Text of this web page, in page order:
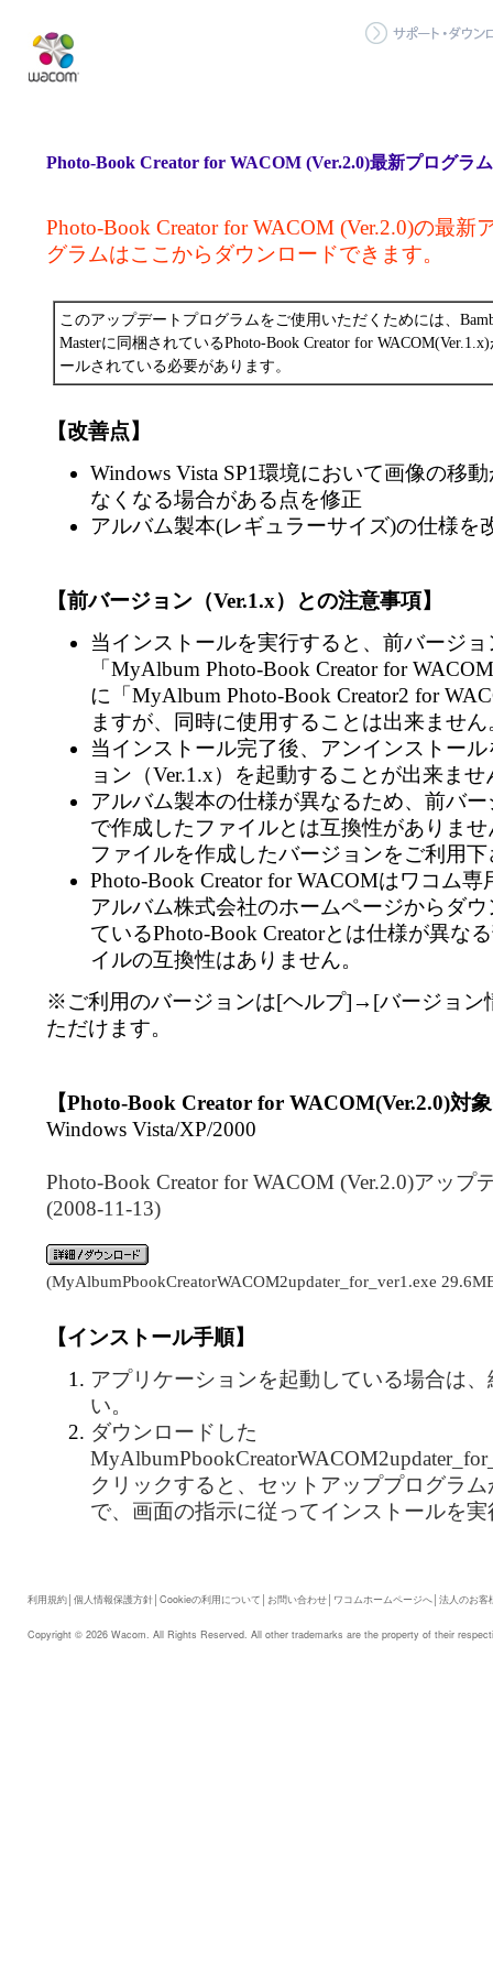
Photo-Book Creator for WACOM (Ver.2.0)最新プログラ
Photo-Book Creator for WACOM (Ver.2.0)の最新
グラムはここからダウンロードできます。
このアップデートプログラムをご使用いただくためには、
Masterに同梱されているPhoto-Book Creator for
ールされている必要があります。
【改善点】
Windows Vista SP1環境において画像の移
なくなる場合がある点を修正
アルバム製本(レギュラーサイズ)の仕様を
【前バージョン（Ver.1.x）との注意事項】
当インストールを実行すると、前バージョ
「MyAlbum Photo-Book Creator for
に「MyAlbum Photo-Book Creator2 for
ますが、同時に使用することは出来ません
当インストール完了後、アンインストー
ョン（Ver.1.x）を起動することが出来ませ
アルバム製本の仕様が異なるため、前バー
で作成したファイルとは互換性がありま
ファイルを作成したバージョンをご利用下
Photo-Book Creator for WACOMはワコム
アルバム株式会社のホームページからダ
ているPhoto-Book Creatorとは仕様が異な
イルの互換性はありません。
※ご利用のバージョンは[ヘルプ]→[バージョン
ただけます。
【Photo-Book Creator for WACOM(Ver.2.0)対
Windows Vista/XP/2000
Photo-Book Creator for WACOM (Ver.2.0)アップ
(2008-11-13)
(MyAlbumPbookCreatorWACOM2updater_for_ver1.exe
【インストール手順】
アプリケーションを起動している場合は
い。
ダウンロードした
クリックすると、セットアッププログラ
で、画面の指示に従ってインストールを
利用規約│ 個人情報保護方針│ Cookieの利用について │ お問い合わせ│ ワコムホームページへ│ 法人のお客
Copyright © 2026 Wacom. All Rights Reserved. All other trademarks are the property of their